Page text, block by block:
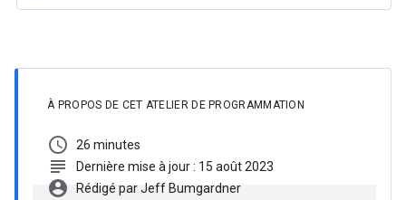
À PROPOS DE CET ATELIER DE PROGRAMMATION
schedule 26 minutes
subject Dernière mise à jour : 15 août 2023
account_circle Rédigé par Jeff Bumgardner